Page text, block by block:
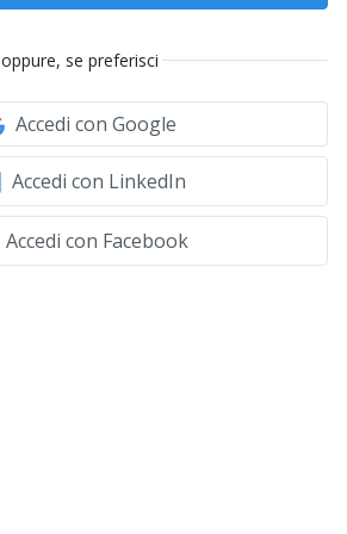
oppure, se preferisci
Accedi con Google
Accedi con LinkedIn
Accedi con Facebook